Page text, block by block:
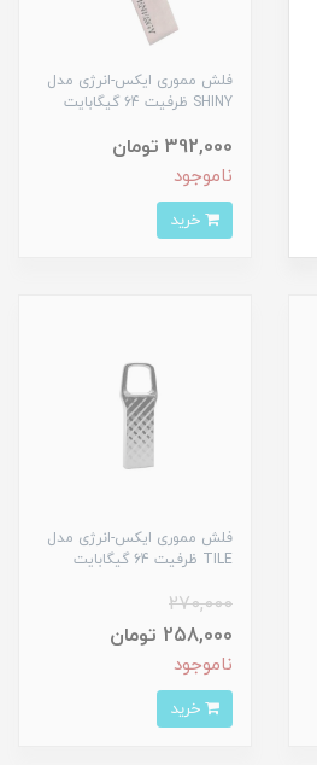
فلش مموری ایکس-انرژی مدل
SHINY ظرفیت 64 گیگابایت
392,000 تومان
ناموجود
فلش مموری ایکس-انرژی مدل
TILE ظرفیت 64 گیگابایت
270,000
258,000 تومان
ناموجود